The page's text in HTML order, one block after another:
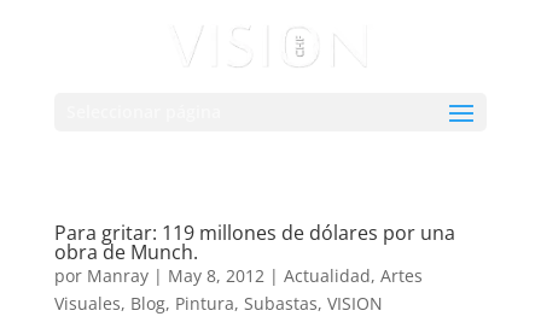
Para gritar: 119 millones de dólares por una
obra de Munch.
por Manray| May 8, 2012| Actualidad, Artes
Visuales, Blog, Pintura, Subastas, VISION